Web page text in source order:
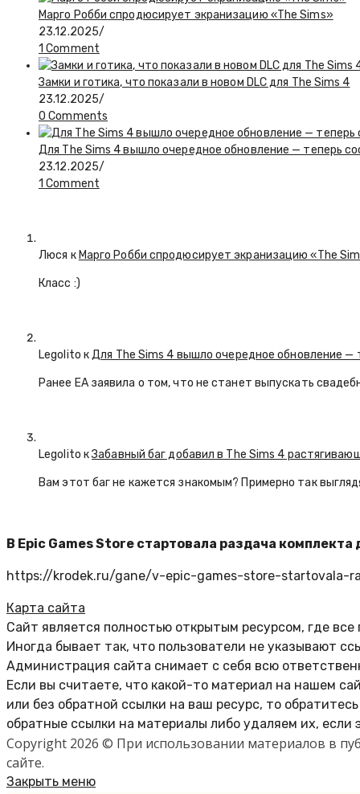
Марго Робби спродюсирует экранизацию «The Sims»
23.12.2025/
1 Comment
Замки и готика, что показали в новом DLC для The Sims 4
23.12.2025/
0 Comments
Для The Sims 4 вышло очередное обновление — теперь
23.12.2025/
1 Comment
Люся к Марго Робби спродюсирует экранизацию «The
Класс :)
Legolito кДля The Sims 4 вышло очередное обновление
Ранее EA заявила о том, что не станет выпускать
Legolito кЗабавный баг добавил в The Sims 4
Вам этот баг не кажется знакомым? Примерно так
В Epic Games Store стартовала раздача
https://krodek.ru/gane/v-epic-games-store-startovala-
Карта сайта
Сайт является полностью открытым ресурсом, где
Иногда бывает так, что пользователи не указывают
Администрация сайта снимает с себя всю
Если вы считаете, что какой-то материал на нашем
или без обратной ссылки на ваш ресурс, то
обратные ссылки на материалы либо удаляем их, если
Copyright 2026 © При использовании материалов в
сайте.
Закрыть меню